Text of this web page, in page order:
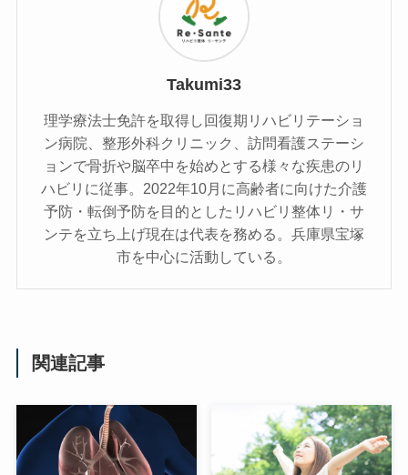
Takumi33
理学療法士免許を取得し回復期リハビリテーショ
ン病院、整形外科クリニック、訪問看護ステーシ
ョンで骨折や脳卒中を始めとする様々な疾患のリ
ハビリに従事。2022年10月に高齢者に向けた介護
予防・転倒予防を目的としたリハビリ整体リ・サ
ンテを立ち上げ現在は代表を務める。兵庫県宝塚
市を中心に活動している。
関連記事